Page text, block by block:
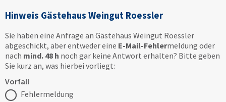
Hinweis Gästehaus Weingut Roessler
Sie haben eine Anfrage an Gästehaus Weingut Roessler
abgeschickt, aber entweder eine E-Mail-Fehlermeldung oder
nach mind. 48 h noch gar keine Antwort erhalten? Bitte geben
Sie kurz an, was hierbei vorliegt:
Vorfall
Fehlermeldung